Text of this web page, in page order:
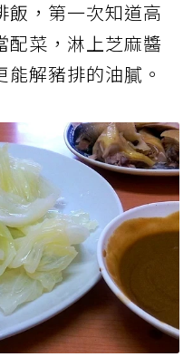
飯，第一次知道高
配菜，淋上芝麻醬
解豬排的油膩。